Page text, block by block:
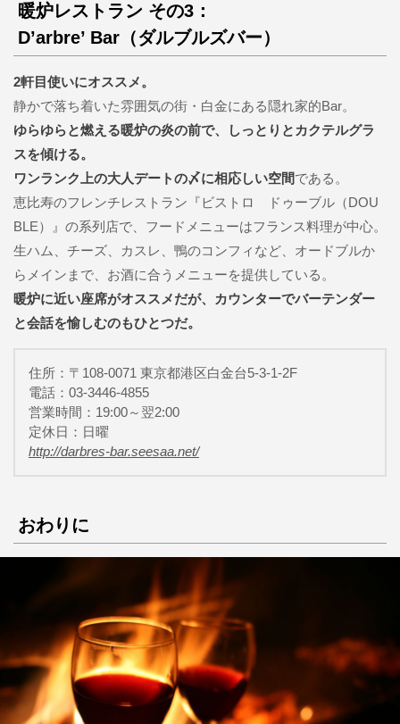
暖炉レストラン その3：
D’arbre’ Bar（ダルブルズバー）
2軒目使いにオススメ。
静かで落ち着いた雰囲気の街・白金にある隠れ家的Bar。
ゆらゆらと燃える暖炉の炎の前で、しっとりとカクテルグラ
スを傾ける。
ワンランク上の大人デートの〆に相応しい空間である。
恵比寿のフレンチレストラン『ビストロ ドゥーブル（DOU
BLE）』の系列店で、フードメニューはフランス料理が中心。
生ハム、チーズ、カスレ、鴨のコンフィなど、オードブルか
らメインまで、お酒に合うメニューを提供している。
暖炉に近い座席がオススメだが、カウンターでバーテンダー
と会話を愉しむのもひとつだ。
住所：〒108-0071 東京都港区白金台5-3-1-2F
電話：03-3446-4855
営業時間：19:00～翌2:00
定休日：日曜
http://darbres-bar.seesaa.net/
おわりに